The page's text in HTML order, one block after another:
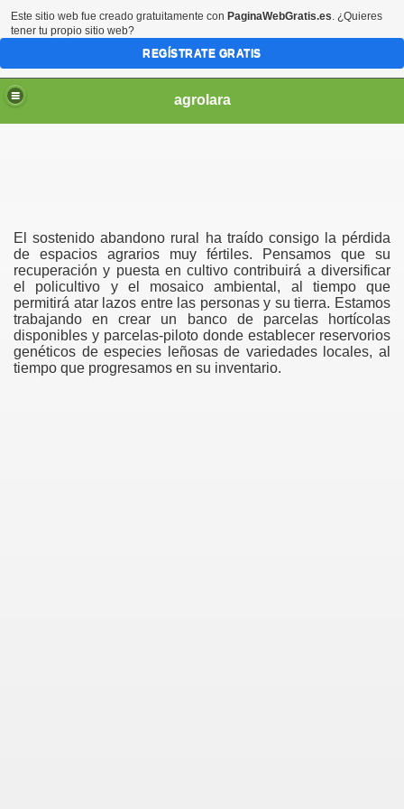
agrolara
El sostenido abandono rural ha traído consigo la pérdida
de espacios agrarios muy fértiles. Pensamos que su
recuperación y puesta en cultivo contribuirá a diversificar
el policultivo y el mosaico ambiental, al tiempo que
permitirá atar lazos entre las personas y su tierra. Estamos
trabajando en crear un banco de parcelas hortícolas
disponibles y parcelas-piloto donde establecer reservorios
genéticos de especies leñosas de variedades locales, al
tiempo que progresamos en su inventario.
Este sitio web fue creado gratuitamente con PaginaWebGratis.es. ¿Quieres
tener tu propio sitio web?
REGÍSTRATE GRATIS